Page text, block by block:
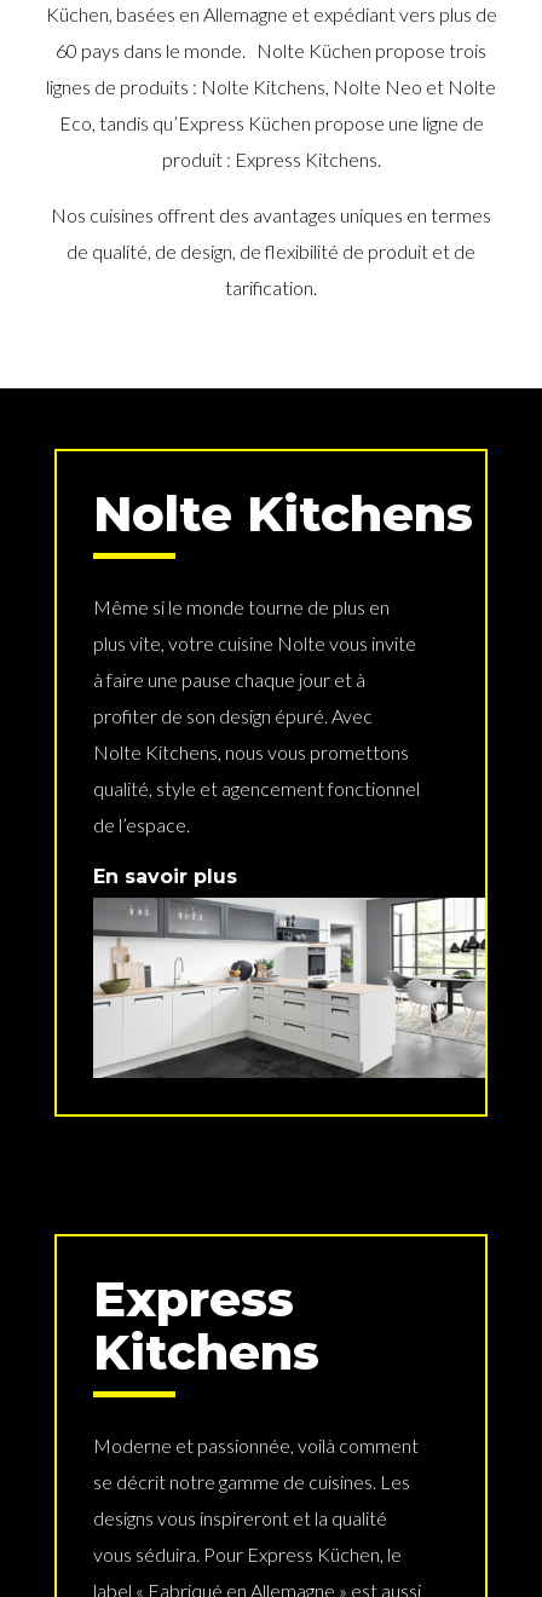
Küchen, basées en Allemagne et expédiant vers plus de
60 pays dans le monde.
Nolte Küchen propose trois
lignes de produits : Nolte Kitchens, Nolte Neo et Nolte
Eco, tandis qu’Express Küchen propose une ligne de
produit : Express Kitchens.
Nos cuisines offrent des avantages uniques en termes
de qualité, de design, de flexibilité de produit et de
tarification.
Nolte Kitchens
Même si le monde tourne de plus en
plus vite, votre cuisine Nolte vous invite
à faire une pause chaque jour et à
profiter de son design épuré. Avec
Nolte Kitchens, nous vous promettons
qualité, style et agencement fonctionnel
de l’espace.
En savoir plus
Express
Kitchens
Moderne et passionnée, voilà comment
se décrit notre gamme de cuisines. Les
designs vous inspireront et la qualité
vous séduira. Pour Express Küchen, le
label « Fabriqué en Allemagne » est aussi